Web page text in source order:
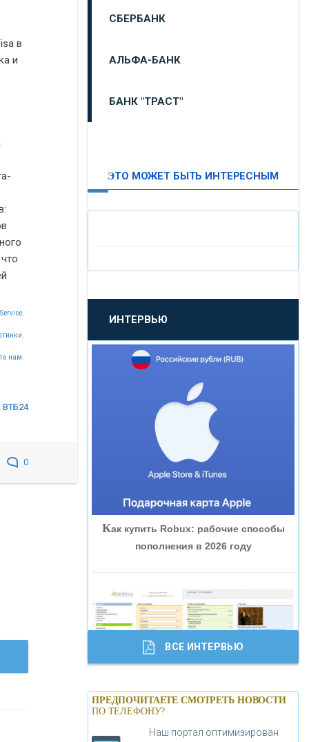
в
и
нам.
ВТБ24
0
СБЕРБАНК
АЛЬФА-БАНК
БАНК "ТРАСТ"
«ПРОМСВЯЗЬБАНК»
«НОВИКОМБАНК»
«СМП БАНК»
«ВНЕШПРОМБАНК»
«БАНК ГЛОБЭКС»
«ТРАСТ»
«ГАЗПРОМБАНК»
«МОСКОВСКИЙ КРЕДИТНЫЙ
БАНК»
ЭТО МОЖЕТ БЫТЬ ИНТЕРЕСНЫМ
ИНТЕРВЬЮ
Как купить Robux: рабочие способы
пополнения в 2026 году
Банки.ру обновил логотип впервые за
19 лет - «Лента новостей»
ВСЕ ИНТЕРВЬЮ
ПРЕДПОЧИТАЕТЕ СМОТРЕТЬ НОВОСТИ
ПО ТЕЛЕФОНУ?
Наш портал оптимизирован